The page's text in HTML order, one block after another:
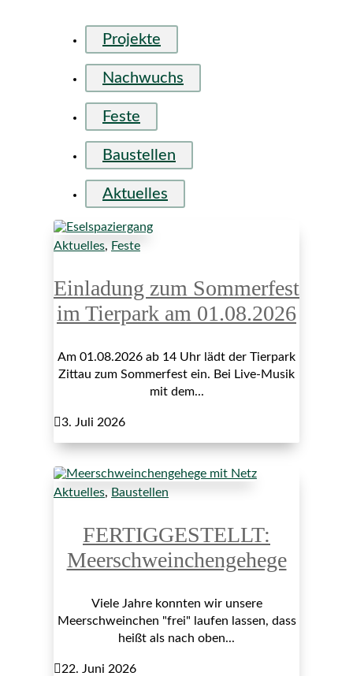
Projekte
Nachwuchs
Feste
Baustellen
Aktuelles
Aktuelles, Feste
Einladung zum Sommerfest
im Tierpark am 01.08.2026
Am 01.08.2026 ab 14 Uhr lädt der Tierpark
Zittau zum Sommerfest ein. Bei Live-Musik
mit dem...
3. Juli 2026
Aktuelles, Baustellen
FERTIGGESTELLT:
Meerschweinchengehege
Viele Jahre konnten wir unsere
Meerschweinchen "frei" laufen lassen, dass
heißt als nach oben...
22. Juni 2026